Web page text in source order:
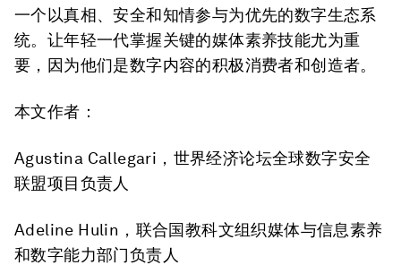
一个以真相、安全和知情参与为优先的数字生态系
统。让年轻一代掌握关键的媒体素养技能尤为重
要，因为他们是数字内容的积​​极消费者和创造者。
本文作者：
Agustina Callegari，世界经济论坛全球数字安全
联盟项目负责人
Adeline Hulin，联合国教科文组织媒体与信息素养
和数字能力部门负责人